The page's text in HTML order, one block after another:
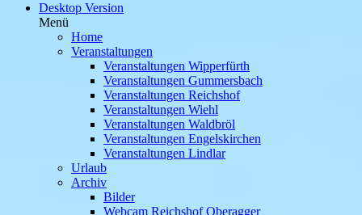
Desktop Version
Menü
Home
Veranstaltungen
Veranstaltungen Wipperfürth
Veranstaltungen Gummersbach
Veranstaltungen Reichshof
Veranstaltungen Wiehl
Veranstaltungen Waldbröl
Veranstaltungen Engelskirchen
Veranstaltungen Lindlar
Urlaub
Archiv
Bilder
Webcam Reichshof Oberagger